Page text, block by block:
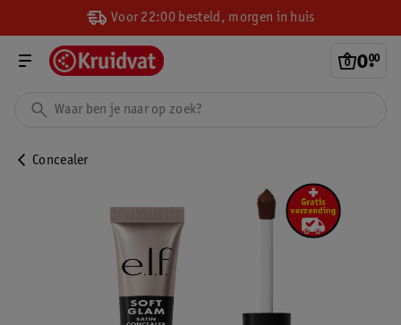
Voor 22:00 besteld, morgen in huis
0.
00
Concealer